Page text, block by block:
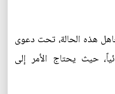
هذه الحالة، تحت دعوى
حيث يحتاج الأمر إلى